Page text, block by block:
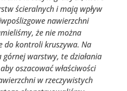
ścieralnych i mają wpływ
nawierzchni
że nie można
do kontroli kruszywa. Na
warstwy, te działania
oszacować właściwości
w rzeczywistych